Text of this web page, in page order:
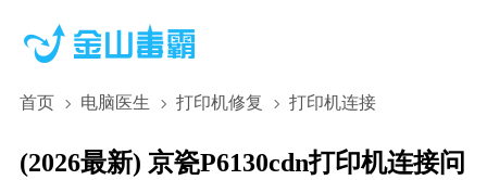
首页 电脑医生 打印机修复 打印机连接
(2026最新) 京瓷P6130cdn打印机连接问